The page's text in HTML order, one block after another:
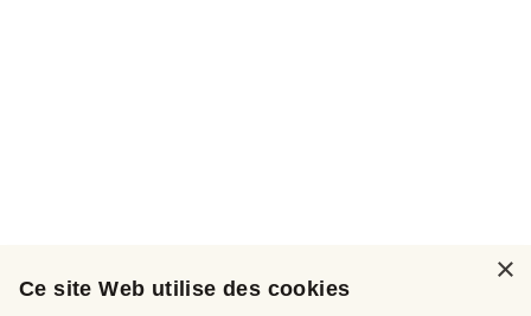
×
Ce site Web utilise des cookies